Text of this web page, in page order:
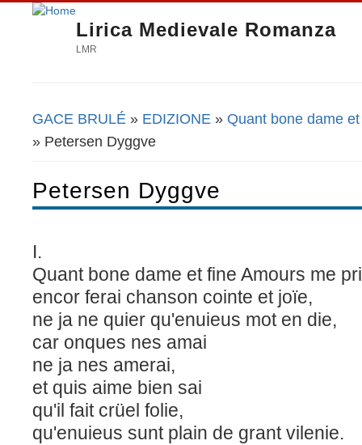
Lirica Medievale Romanza
LMR
Tu sei qui
GACE BRULÉ » EDIZIONE » Quant bone dame
» Petersen Dyggve
Petersen Dyggve
I.
Quant bone dame et fine Amours me
encor ferai chanson cointe et joïe,
ne ja ne quier qu'enuieus mot en die,
car onques nes amai
ne ja nes amerai,
et quis aime bien sai
qu'il fait crüel folie,
qu'enuieus sunt plain de grant vilenie.